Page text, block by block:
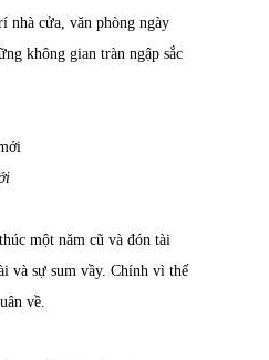
nhà cửa, văn phòng ngày
không gian tràn ngập sắc
một năm cũ và đón tài
và sự sum vầy. Chính vì thế
về.